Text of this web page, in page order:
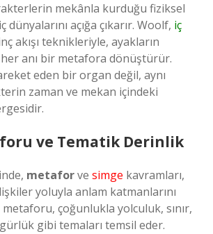
mekânla kurduğu fiziksel
dünyalarını açığa çıkarır. Woolf, iç
akışı teknikleriyle, ayakların
anı bir metafora dönüştürür.
eden bir organ değil, aynı
zaman ve mekan içindeki
ve Tematik Derinlik
metaforve simge kavramları,
yoluyla anlam katmanlarını
çoğunlukla yolculuk, sınır,
gibi temaları temsil eder.